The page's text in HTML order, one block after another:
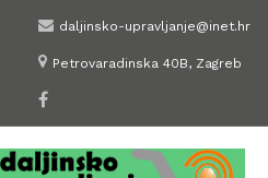
content
daljinsko-upravljanje@inet.hr
Petrovaradinska 40B, Zagreb